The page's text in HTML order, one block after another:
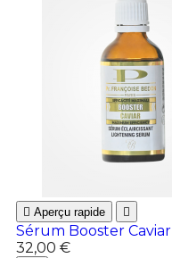
 Aperçu rapide 
Sérum Booster Caviar
32,00 €